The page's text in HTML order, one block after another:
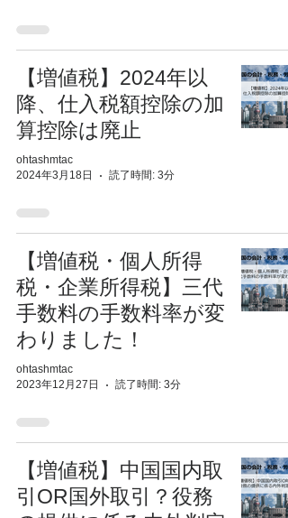
【増値税】2024年以
降、仕入税額控除の加
算控除は廃止
ohtashmtac
2024年3月18日
読了時間: 3分
【増値税・個人所得
税・企業所得税】三代
手数料の手数料率が変
わりました！
ohtashmtac
2023年12月27日
読了時間: 3分
【増値税】中国国内取
引OR国外取引？役務